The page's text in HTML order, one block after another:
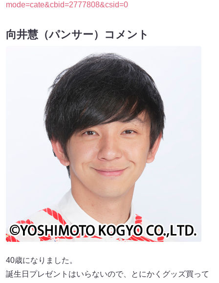
mode=cate&cbid=2777808&csid=0
向井慧（パンサー）コメント
40歳になりました。
誕生日プレゼントはいらないので、とにかくグッズ買って